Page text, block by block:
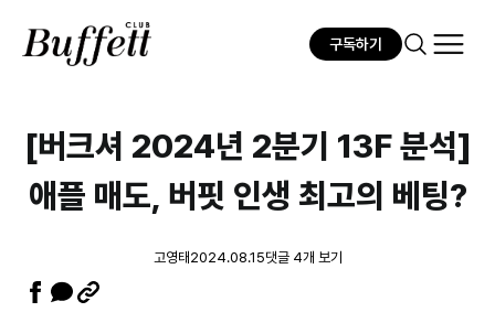
구독하기
[버크셔 2024년 2분기 13F 분석]
애플 매도, 버핏 인생 최고의 베팅?
고영태 2024.08.15댓글 4개 보기